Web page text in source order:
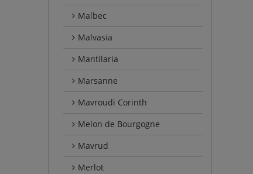
Malbec
Malvasia
Mantilaria
Marsanne
Mavroudi Corinth
Melon de Bourgogne
Mavrud
Merlot